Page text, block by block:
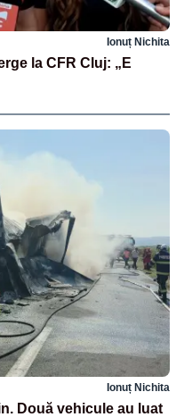
Ionuț Nichita
la CFR Cluj: „E
Ionuț Nichita
Două vehicule au luat